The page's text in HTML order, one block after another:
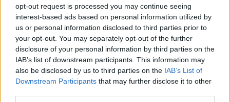
opt-out request is processed you may continue seeing
interest-based ads based on personal information utilized by
us or personal information disclosed to third parties prior to
your opt-out. You may separately opt-out of the further
disclosure of your personal information by third parties on the
IAB’s list of downstream participants. This information may
also be disclosed by us to third parties on the IAB’s List of
Downstream Participants that may further disclose it to other
Egyetem szolnoki
kampusza kínál gazdag
és sokszínű programot. A látogatók bepillanthatnak a jövő
technológiáiba, megtapasztalhatják a repülés élményét
virtuális formában, valamint közelebbről is
megismerkedhetnek az egészségügyi pályák világával.